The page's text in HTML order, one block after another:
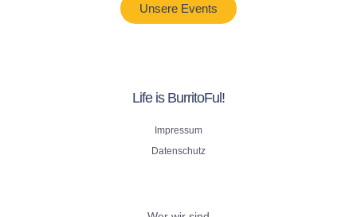
Unsere Events
Life is BurritoFul!
Impressum
Datenschutz